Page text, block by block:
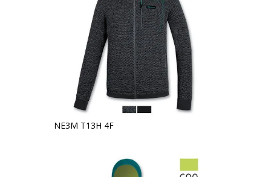
NE3M T13H 4F